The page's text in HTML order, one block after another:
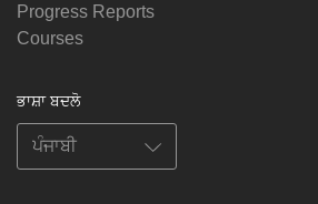
Progress Reports
Courses
ਭਾਸ਼ਾ ਬਦਲੋ